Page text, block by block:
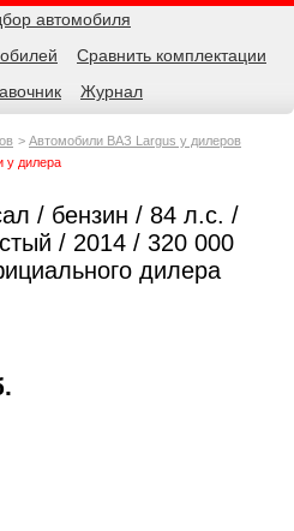
автомобиля
Сравнить комплектации
Журнал
Автомобили ВАЗ Largus у дилеров
у дилера
/ бензин / 84 л.с. /
/ 2014 / 320 000
дилера